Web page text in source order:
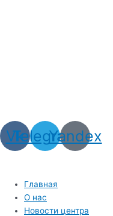
Vk
Telegram
Yandex
Главная
О нас
Новости центра